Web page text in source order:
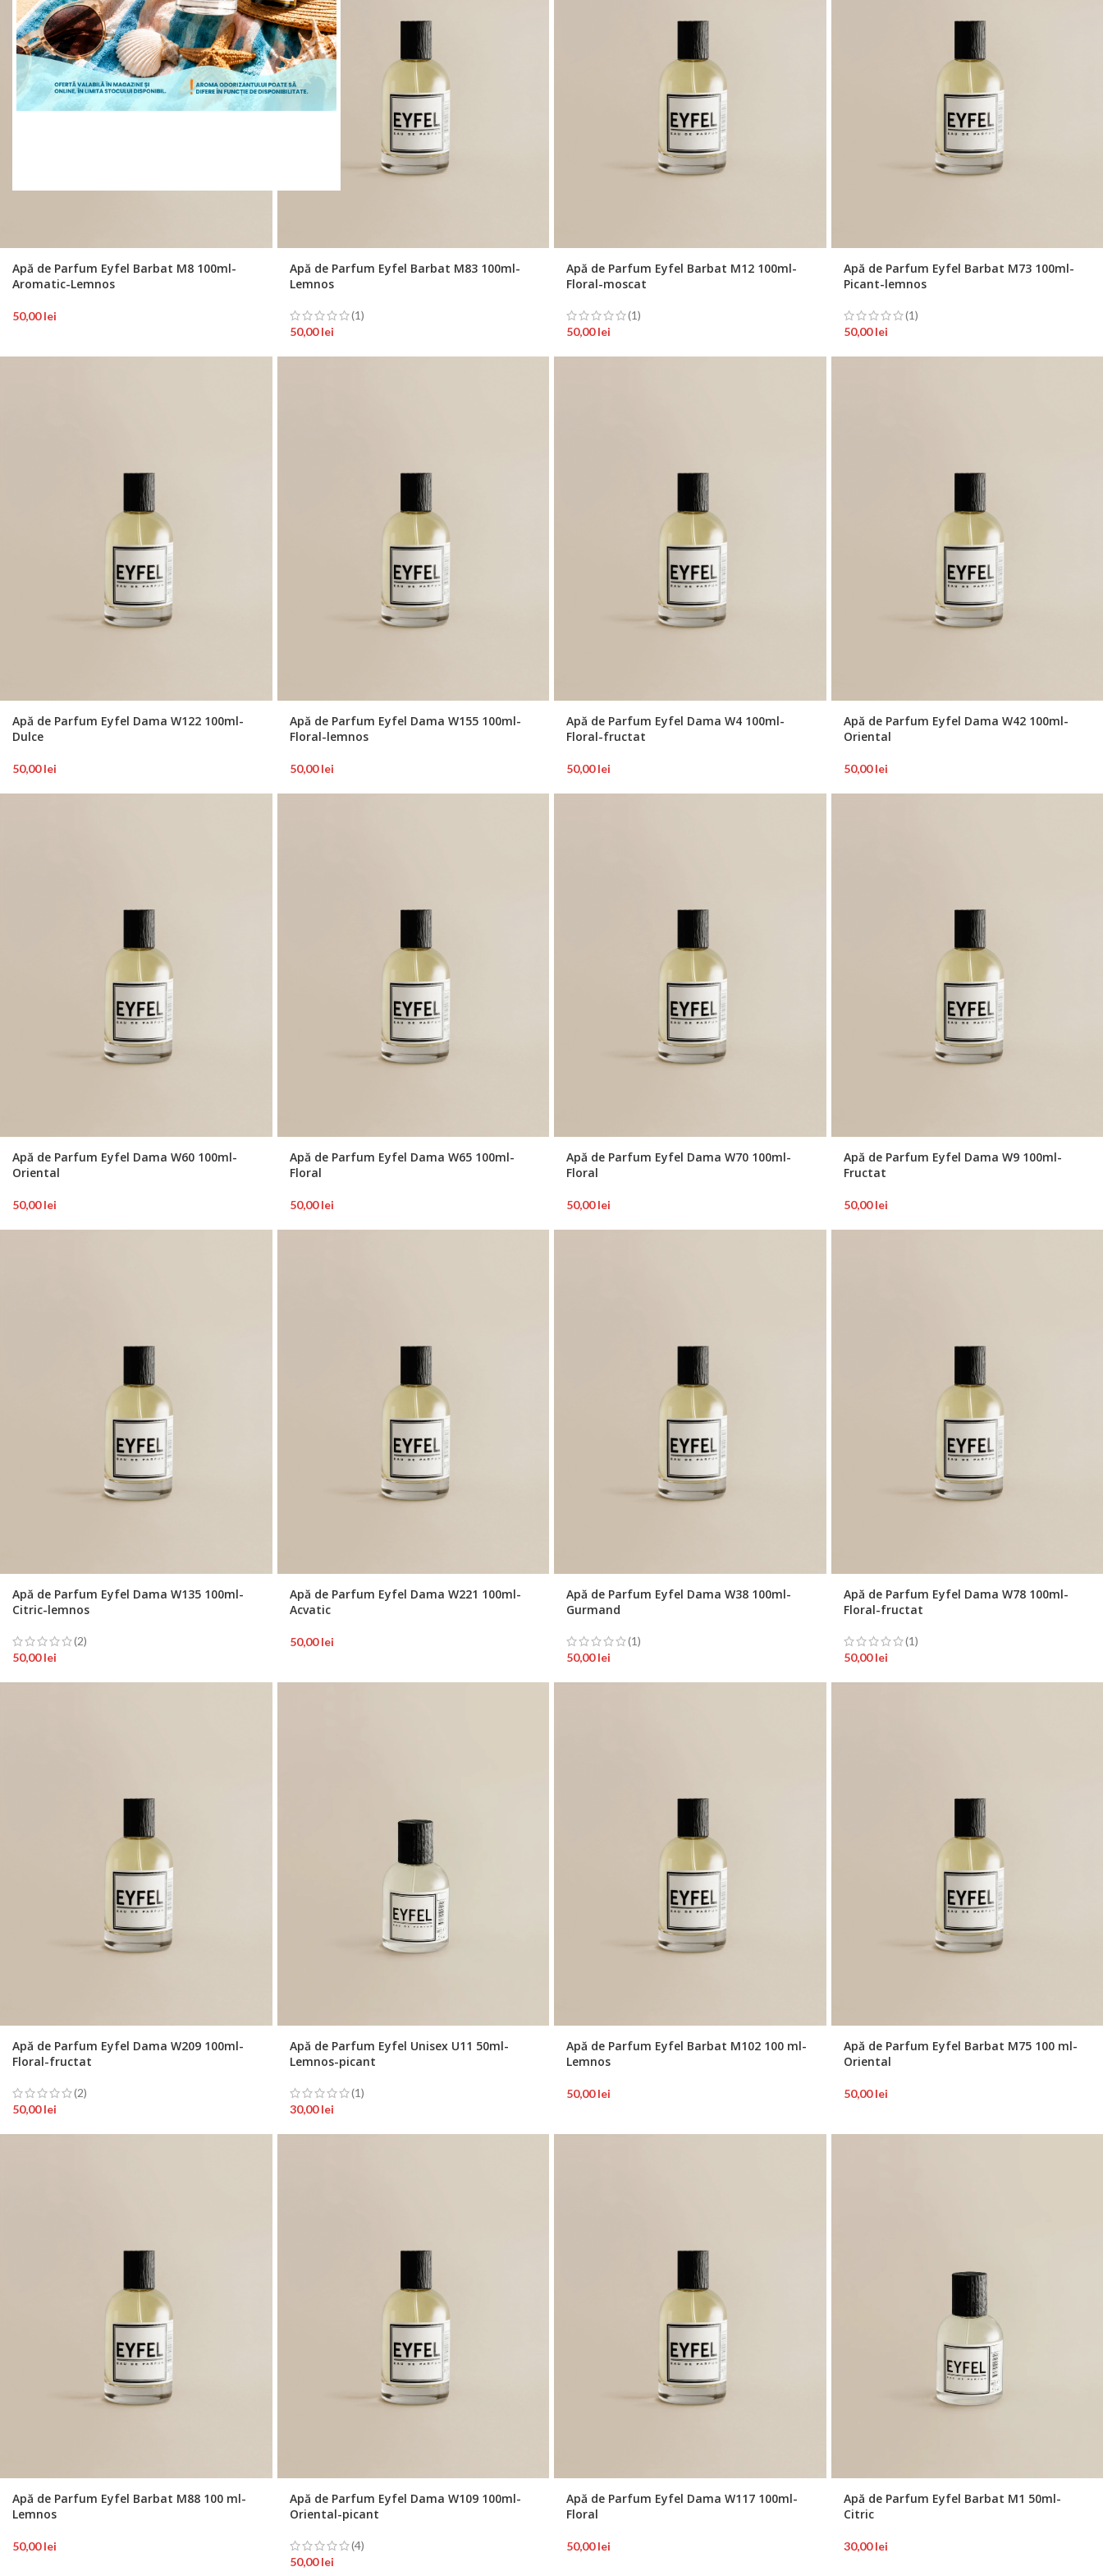
Apă de Parfum Eyfel Barbat M8 100ml-
Aromatic-Lemnos
50,00lei
Apă de Parfum Eyfel Barbat M83 100ml-
Lemnos
(1)
50,00lei
Apă de Parfum Eyfel Barbat M12 100ml-
Floral-moscat
(1)
50,00lei
Apă de Parfum Eyfel Barbat M73 100ml-
Picant-lemnos
(1)
50,00lei
Apă de Parfum Eyfel Dama W122 100ml-
Dulce
50,00lei
Apă de Parfum Eyfel Dama W155 100ml-
Floral-lemnos
50,00lei
Apă de Parfum Eyfel Dama W4 100ml-
Floral-fructat
50,00lei
Apă de Parfum Eyfel Dama W42 100ml-
Oriental
50,00lei
Apă de Parfum Eyfel Dama W60 100ml-
Oriental
50,00lei
Apă de Parfum Eyfel Dama W65 100ml-
Floral
50,00lei
Apă de Parfum Eyfel Dama W70 100ml-
Floral
50,00lei
Apă de Parfum Eyfel Dama W9 100ml-
Fructat
50,00lei
Apă de Parfum Eyfel Dama W135 100ml-
Citric-lemnos
(2)
50,00lei
Apă de Parfum Eyfel Dama W221 100ml-
Acvatic
50,00lei
Apă de Parfum Eyfel Dama W38 100ml-
Gurmand
(1)
50,00lei
Apă de Parfum Eyfel Dama W78 100ml-
Floral-fructat
(1)
50,00lei
Apă de Parfum Eyfel Dama W209 100ml-
Floral-fructat
(2)
50,00lei
Apă de Parfum Eyfel Unisex U11 50ml-
Lemnos-picant
(1)
30,00lei
Apă de Parfum Eyfel Barbat M102 100 ml-
Lemnos
50,00lei
Apă de Parfum Eyfel Barbat M75 100 ml-
Oriental
50,00lei
Apă de Parfum Eyfel Barbat M88 100 ml-
Lemnos
50,00lei
Apă de Parfum Eyfel Dama W109 100ml-
Oriental-picant
(4)
50,00lei
Apă de Parfum Eyfel Dama W117 100ml-
Floral
50,00lei
Apă de Parfum Eyfel Barbat M1 50ml-
Citric
30,00lei